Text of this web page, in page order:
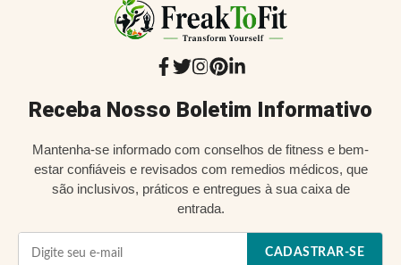
Receba Nosso Boletim Informativo
Mantenha-se informado com conselhos de fitness e bem-
estar confiáveis e revisados com remedios médicos, que
são inclusivos, práticos e entregues à sua caixa de
entrada.
CADASTRAR-SE